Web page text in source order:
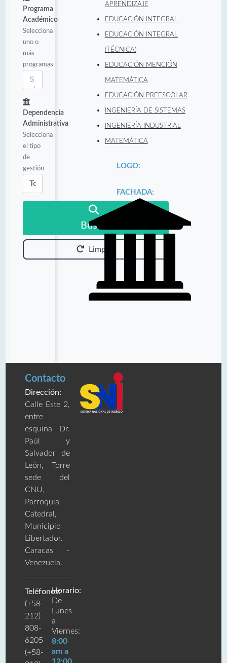
Programa
Académico
Selecciona
uno o
más
programas
Dependencia
Administrativa
Selecciona
el tipo
de
gestión
Buscar
Limpiar
APRENDIZAJE
EDUCACIÓN INTEGRAL
EDUCACIÓN INTEGRAL
(TÉCNICA)
EDUCACIÓN MENCIÓN
MATEMÁTICA
EDUCACIÓN PREESCOLAR
INGENIERÍA DE SISTEMAS
INGENIERÍA INDUSTRIAL
MATEMÁTICA
LOGO:
FACHADA:
Contacto
Dirección:
Calle Este 2,
entre
esquina Dr.
Paúl y
Salvador de
León, Torre
sede del
CNU,
Parroquia
Catedral,
Municipio
Libertador.
Caracas -
Venezuela.
Teléfonos:
(+58-
212)
808-
6205
(+58-
Horario:
De
Lunes
a
Viernes:
8:00
am a